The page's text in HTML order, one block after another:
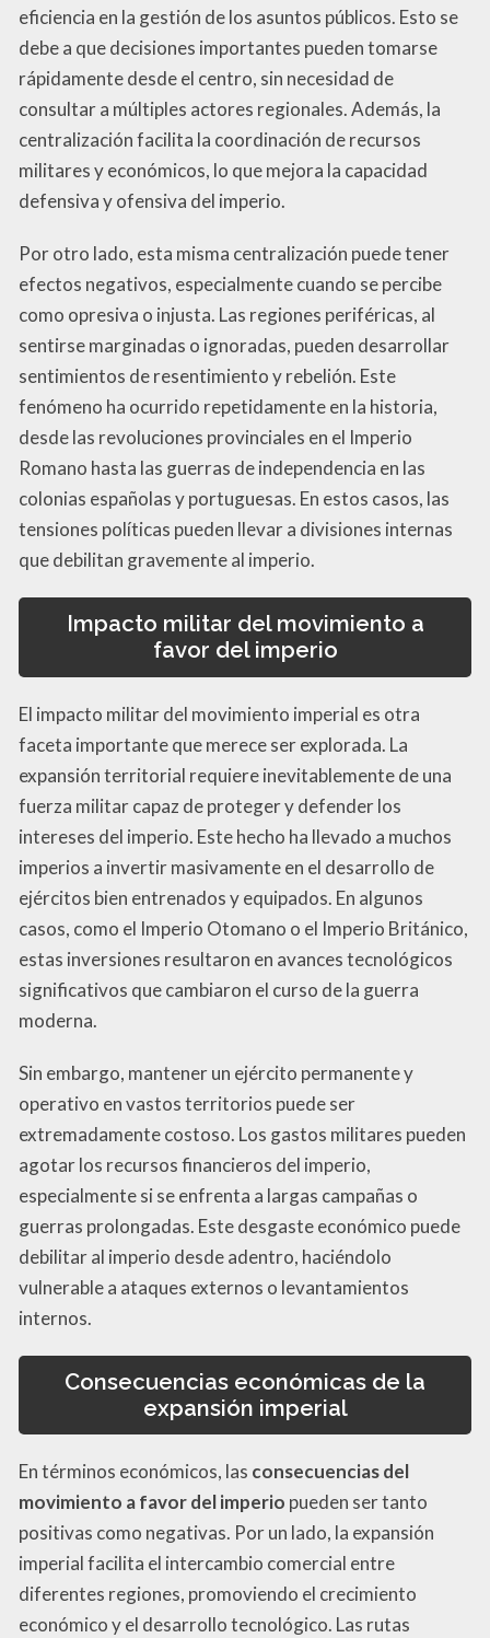
eficiencia en la gestión de los asuntos públicos. Esto se
debe a que decisiones importantes pueden tomarse
rápidamente desde el centro, sin necesidad de
consultar a múltiples actores regionales. Además, la
centralización facilita la coordinación de recursos
militares y económicos, lo que mejora la capacidad
defensiva y ofensiva del imperio.
Por otro lado, esta misma centralización puede tener
efectos negativos, especialmente cuando se percibe
como opresiva o injusta. Las regiones periféricas, al
sentirse marginadas o ignoradas, pueden desarrollar
sentimientos de resentimiento y rebelión. Este
fenómeno ha ocurrido repetidamente en la historia,
desde las revoluciones provinciales en el Imperio
Romano hasta las guerras de independencia en las
colonias españolas y portuguesas. En estos casos, las
tensiones políticas pueden llevar a divisiones internas
que debilitan gravemente al imperio.
Impacto militar del movimiento a
favor del imperio
El impacto militar del movimiento imperial es otra
faceta importante que merece ser explorada. La
expansión territorial requiere inevitablemente de una
fuerza militar capaz de proteger y defender los
intereses del imperio. Este hecho ha llevado a muchos
imperios a invertir masivamente en el desarrollo de
ejércitos bien entrenados y equipados. En algunos
casos, como el Imperio Otomano o el Imperio Británico,
estas inversiones resultaron en avances tecnológicos
significativos que cambiaron el curso de la guerra
moderna.
Sin embargo, mantener un ejército permanente y
operativo en vastos territorios puede ser
extremadamente costoso. Los gastos militares pueden
agotar los recursos financieros del imperio,
especialmente si se enfrenta a largas campañas o
guerras prolongadas. Este desgaste económico puede
debilitar al imperio desde adentro, haciéndolo
vulnerable a ataques externos o levantamientos
internos.
Consecuencias económicas de la
expansión imperial
En términos económicos, las consecuencias del
movimiento a favor del imperio pueden ser tanto
positivas como negativas. Por un lado, la expansión
imperial facilita el intercambio comercial entre
diferentes regiones, promoviendo el crecimiento
económico y el desarrollo tecnológico. Las rutas